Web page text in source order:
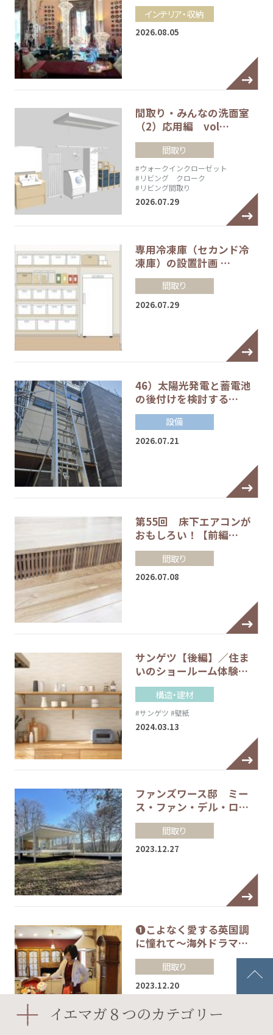
インテリア・収納
2026.08.05
間取り・みんなの洗面室
（2）応用編 vol…
間取り
#ウォークインクローゼット
#リビング クローク
#リビング間取り
2026.07.29
専用冷凍庫（セカンド冷
凍庫）の設置計画 …
間取り
2026.07.29
46）太陽光発電と蓄電池
の後付けを検討する…
設備
2026.07.21
第55回 床下エアコンが
おもしろい！【前編…
間取り
2026.07.08
サンゲツ【後編】／住ま
いのショールーム体験…
構造・建材
#サンゲツ #壁紙
2024.03.13
ファンズワース邸 ミー
ス・ファン・デル・ロ…
間取り
2023.12.27
❶こよなく愛する英国調
に憧れて～海外ドラマ…
間取り
2023.12.20
イエマガ８つのカテゴリー